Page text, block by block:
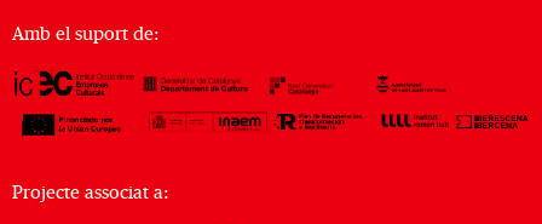
Amb el suport de:
Projecte associat a: